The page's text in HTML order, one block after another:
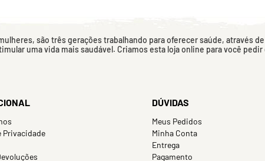
são três gerações trabalhando para oferecer saúde, através
uma vida mais saudável. Criamos esta loja online para você
Privacidade
DÚVIDAS
Meus Pedidos
Minha Conta
Entrega
Pagamento